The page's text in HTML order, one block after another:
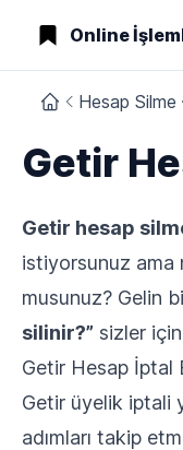
Online
Hesap Silme
Getir
Getir hesap
istiyorsunuz ama
musunuz? Gelin
silinir?” sizler için
Getir Hesap İptal
Getir üyelik iptali
adımları takip